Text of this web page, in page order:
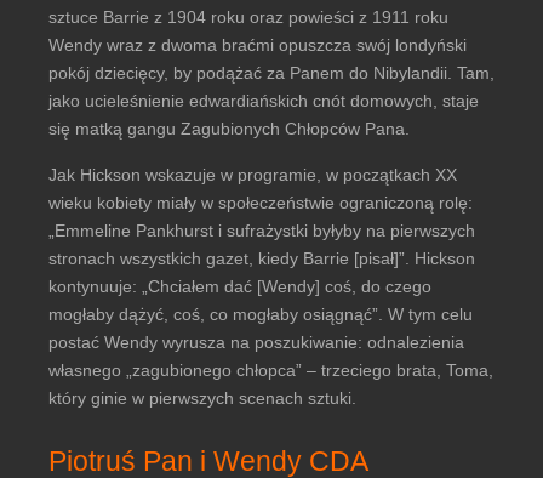
sztuce Barrie z 1904 roku oraz powieści z 1911 roku
Wendy wraz z dwoma braćmi opuszcza swój londyński
pokój dziecięcy, by podążać za Panem do Nibylandii. Tam,
jako ucieleśnienie edwardiańskich cnót domowych, staje
się matką gangu Zagubionych Chłopców Pana.
Jak Hickson wskazuje w programie, w początkach XX
wieku kobiety miały w społeczeństwie ograniczoną rolę:
„Emmeline Pankhurst i sufrażystki byłyby na pierwszych
stronach wszystkich gazet, kiedy Barrie [pisał]”. Hickson
kontynuuje: „Chciałem dać [Wendy] coś, do czego
mogłaby dążyć, coś, co mogłaby osiągnąć”. W tym celu
postać Wendy wyrusza na poszukiwanie: odnalezienia
własnego „zagubionego chłopca” – trzeciego brata, Toma,
który ginie w pierwszych scenach sztuki.
Piotruś Pan i Wendy CDA